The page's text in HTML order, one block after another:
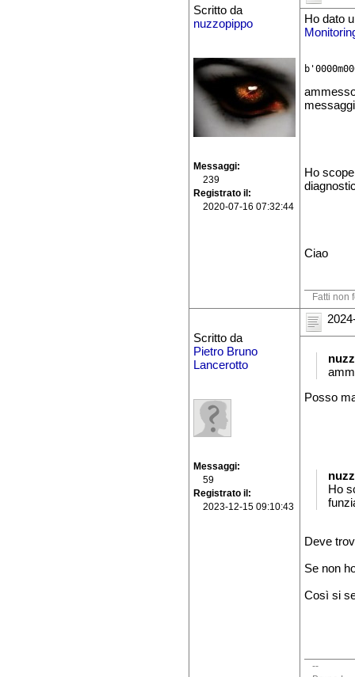
Scritto da
nuzzopippo
Messaggi
239
Registrato il
2020-07-16 07:32:44
Ho dato
Ho
Ciao
Fatti non
Scritto da
Pietro Bruno
Lancerotto
Messaggi
59
Registrato il
2023-12-15 09:10:43
Posso
Ho
Deve
Se non
Così si
--